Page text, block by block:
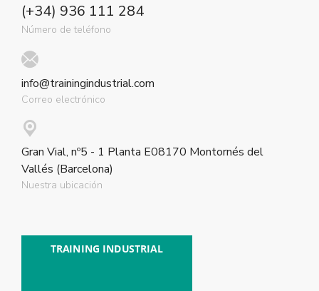
(+34) 936 111 284
Número de teléfono
info@trainingindustrial.com
Correo electrónico
Gran Vial, nº5 - 1 Planta E08170 Montornés del
Vallés (Barcelona)
Nuestra ubicación